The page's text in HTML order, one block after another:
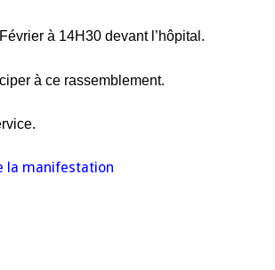
du
comité
à 14H30 devant l’hôpital.
à ce rassemblement.
la manifestation